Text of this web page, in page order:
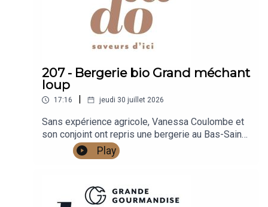
207 - Bergerie bio Grand méchant
loup
17:16 | jeudi 30 juillet 2026
Sans expérience agricole, Vanessa Coulombe et
son conjoint ont repris une bergerie au Bas-Saint-
Laurent il y a 3 ans et partage les défis de
gestion d'une ferme bio aujourd'hui !
Play